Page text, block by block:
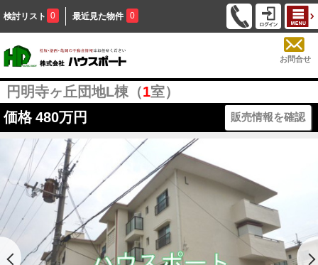
検討リスト 0 最近見た物件 0
お問合せ
円明寺ヶ丘団地L棟（1室）
価格 480万円 販売情報を確認